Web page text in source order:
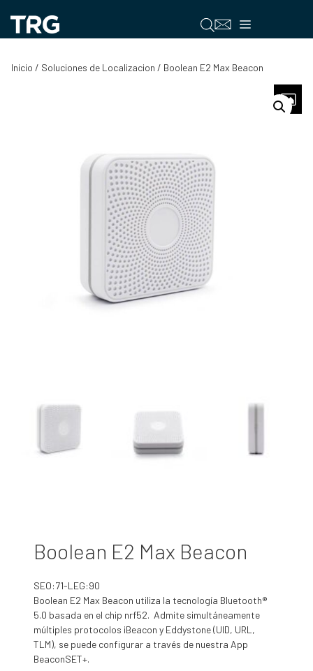
contenido
Menú
Inicio / Soluciones de Localizacion / Boolean E2 Max Beacon
Boolean E2 Max Beacon
SEO:71-LEG:90
Boolean E2 Max Beacon utiliza la tecnología Bluetooth®
5.0 basada en el chip nrf52. Admite simultáneamente
múltiples protocolos iBeacon y Eddystone (UID, URL,
TLM), se puede configurar a través de nuestra App
BeaconSET+.